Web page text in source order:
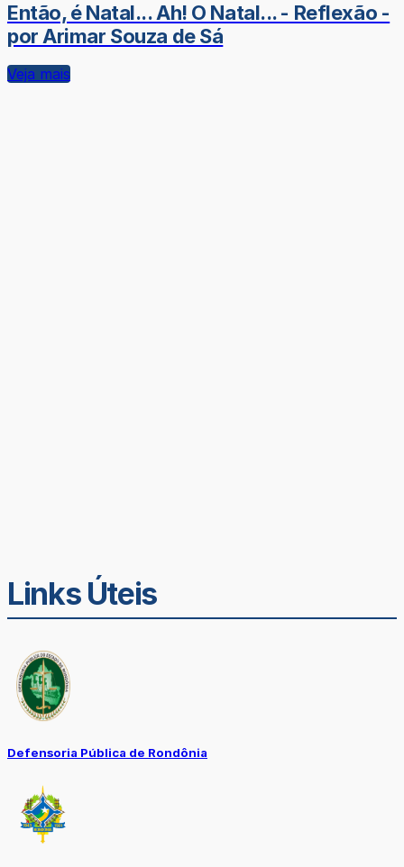
Então, é Natal... Ah! O Natal... - Reflexão -
por Arimar Souza de Sá
Veja mais
Links Úteis
Defensoria Pública de Rondônia